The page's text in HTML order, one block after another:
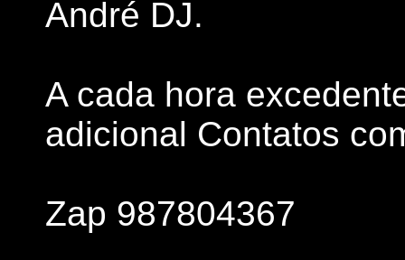
André DJ.
A cada hora
adicional Contatos
Zap 987804367